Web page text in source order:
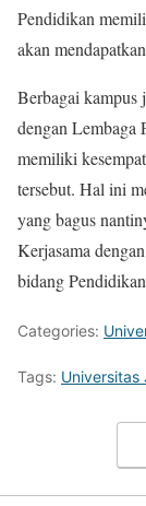
Pendidikan
akan
Berbagai kampus
dengan Lembaga
memiliki
tersebut. Hal ini
yang bagus
Kerjasama
bidang
Categories:
Tags: Universitas